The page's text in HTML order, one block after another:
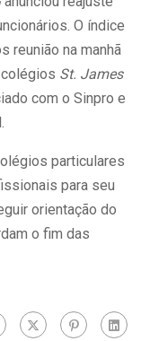
O índice
reunião na manhã
St. James
com o Sinpro e
particulares
para seu
orientação do
o fim das